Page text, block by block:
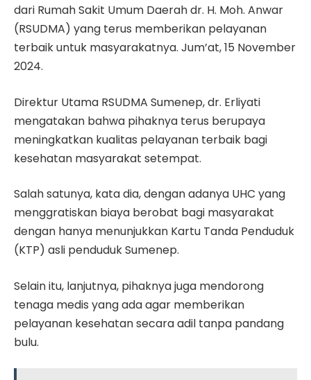
dari Rumah Sakit Umum Daerah dr. H. Moh. Anwar
(RSUDMA) yang terus memberikan pelayanan
terbaik untuk masyarakatnya. Jum’at, 15 November
2024.
Direktur Utama RSUDMA Sumenep, dr. Erliyati
mengatakan bahwa pihaknya terus berupaya
meningkatkan kualitas pelayanan terbaik bagi
kesehatan masyarakat setempat.
Salah satunya, kata dia, dengan adanya UHC yang
menggratiskan biaya berobat bagi masyarakat
dengan hanya menunjukkan Kartu Tanda Penduduk
(KTP) asli penduduk Sumenep.
Selain itu, lanjutnya, pihaknya juga mendorong
tenaga medis yang ada agar memberikan
pelayanan kesehatan secara adil tanpa pandang
bulu.